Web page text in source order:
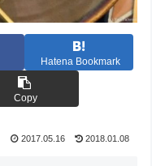
Hatena Bookmark
Copy
2017.05.16 2018.01.08